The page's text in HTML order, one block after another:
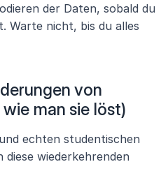
der Daten, sobald du
Warte nicht, bis du alles
von
man sie löst)
echten studentischen
wiederkehrenden